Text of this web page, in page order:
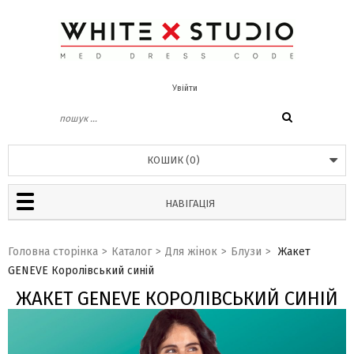
Увійти
КОШИК (0)
НАВІГАЦІЯ
Головна сторінка > Каталог > Для жінок > Блузи > Жакет
GENEVE Королівський синій
ЖАКЕТ GENEVE КОРОЛІВСЬКИЙ СИНІЙ